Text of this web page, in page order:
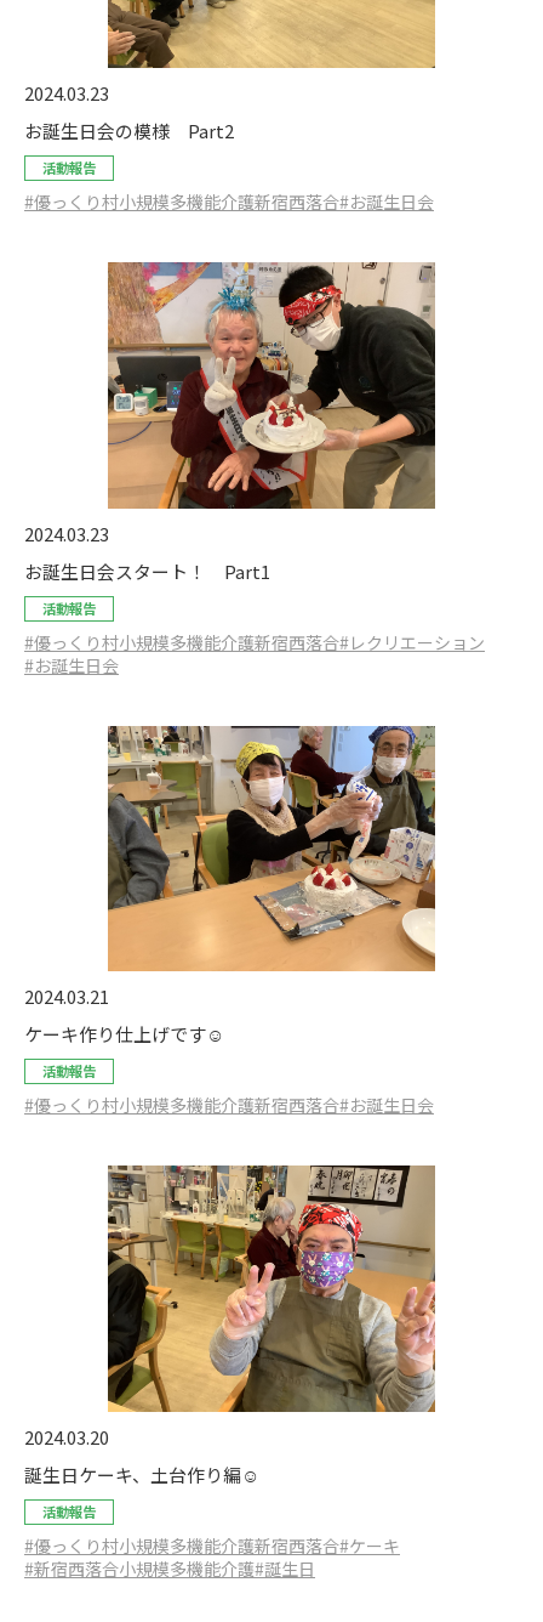
2024.03.23
お誕生日会の模様 Part2
活動報告
#優っくり村小規模多機能介護新宿西落合#お誕生日会
2024.03.23
お誕生日会スタート！ Part1
活動報告
#優っくり村小規模多機能介護新宿西落合#レクリエーション
#お誕生日会
2024.03.21
ケーキ作り仕上げです☺️
活動報告
#優っくり村小規模多機能介護新宿西落合#お誕生日会
2024.03.20
誕生日ケーキ、土台作り編☺️
活動報告
#優っくり村小規模多機能介護新宿西落合#ケーキ
#新宿西落合小規模多機能介護#誕生日